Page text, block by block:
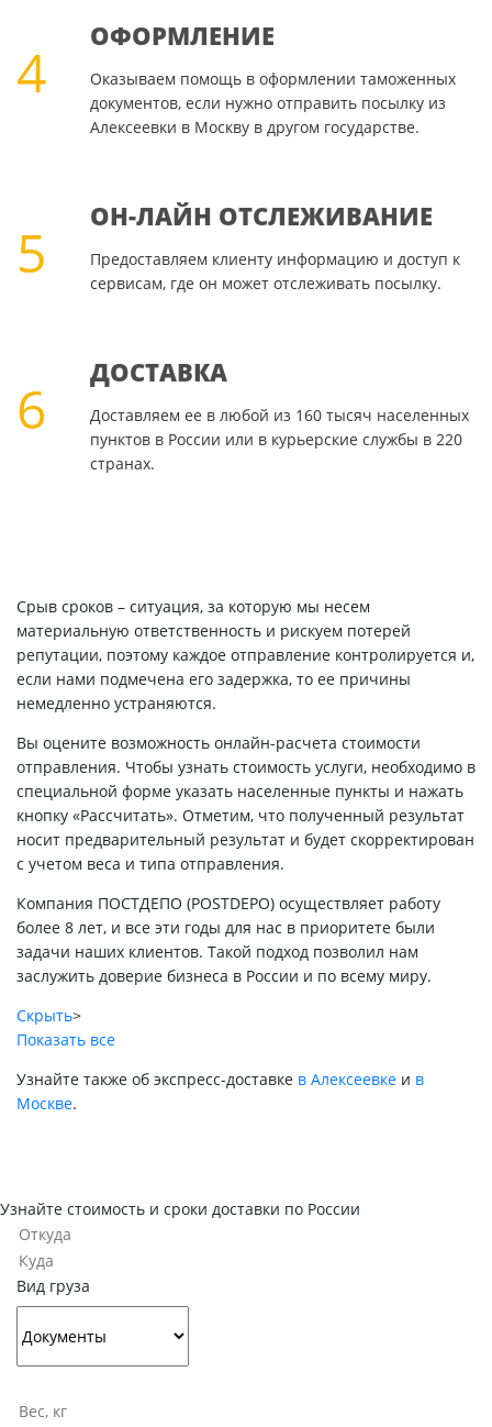
4
ОФОРМЛЕНИЕ
Оказываем помощь в оформлении таможенных
документов, если нужно отправить посылку из
Алексеевки в Москву в другом государстве.
5
ОН-ЛАЙН ОТСЛЕЖИВАНИЕ
Предоставляем клиенту информацию и доступ к
сервисам, где он может отслеживать посылку.
6
ДОСТАВКА
Доставляем ее в любой из 160 тысяч населенных
пунктов в России или в курьерские службы в 220
странах.
Срыв сроков – ситуация, за которую мы несем
материальную ответственность и рискуем потерей
репутации, поэтому каждое отправление контролируется и,
если нами подмечена его задержка, то ее причины
немедленно устраняются.
Вы оцените возможность онлайн-расчета стоимости
отправления. Чтобы узнать стоимость услуги, необходимо в
специальной форме указать населенные пункты и нажать
кнопку «Рассчитать». Отметим, что полученный результат
носит предварительный результат и будет скорректирован
с учетом веса и типа отправления.
Компания ПОСТДЕПО (POSTDEPO) осуществляет работу
более 8 лет, и все эти годы для нас в приоритете были
задачи наших клиентов. Такой подход позволил нам
заслужить доверие бизнеса в России и по всему миру.
Скрыть>
Показать все
Узнайте также об экспресс-доставке в Алексеевке и в
Москве.
Узнайте стоимость и сроки доставки по России
Вид груза